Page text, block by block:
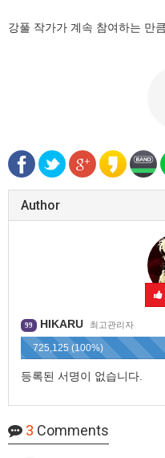
강풀 작가가 계속 참여하는 만
Author
99 HIKARU 최고관리자
725,125 (100%)
등록된 서명이 없습니다.
3 Comments